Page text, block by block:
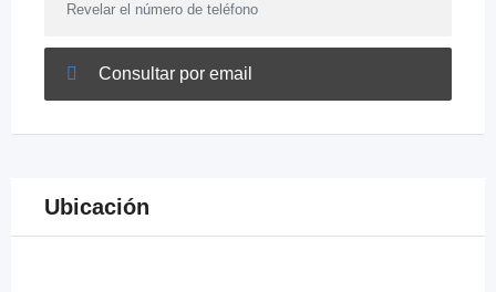
Revelar el número de teléfono
Consultar por email
Ubicación